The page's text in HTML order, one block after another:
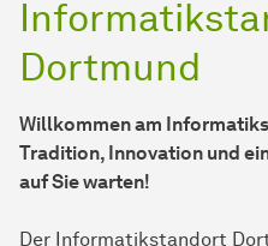
Dortmund
Willkommen am
Tradition, Innovation und
auf Sie warten!
Der Informatikstandort